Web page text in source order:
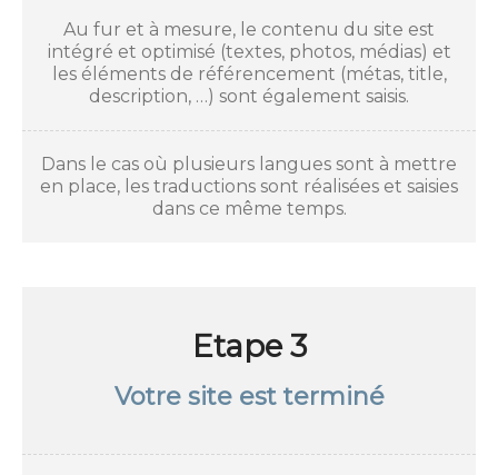
Au fur et à mesure, le contenu du site est
intégré et optimisé (textes, photos, médias) et
les éléments de référencement (métas, title,
description, …) sont également saisis.
Dans le cas où plusieurs langues sont à mettre
en place, les traductions sont réalisées et saisies
dans ce même temps.
Etape 3
Votre site est terminé